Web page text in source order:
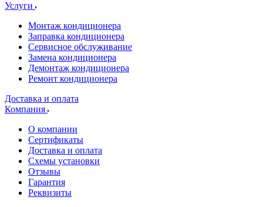
Услуги
Монтаж кондиционера
Заправка кондиционера
Сервисное обслуживание
Замена кондиционера
Демонтаж кондиционера
Ремонт кондиционера
Доставка и оплата
Компания
О компании
Сертификаты
Доставка и оплата
Схемы установки
Отзывы
Гарантия
Реквизиты